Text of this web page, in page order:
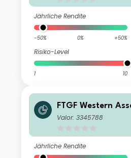
Jährliche Rendite
-50% 0% +50%
Risiko-Level
1 10
FTGF Western
ategy Fund Class
Valor: 3345788
Jährliche Rendite